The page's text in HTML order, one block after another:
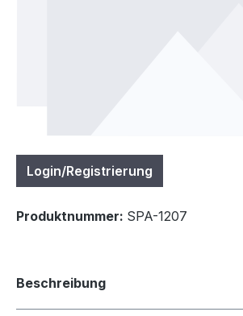
Login/Registrierung
Produktnummer: SPA-1207
Beschreibung